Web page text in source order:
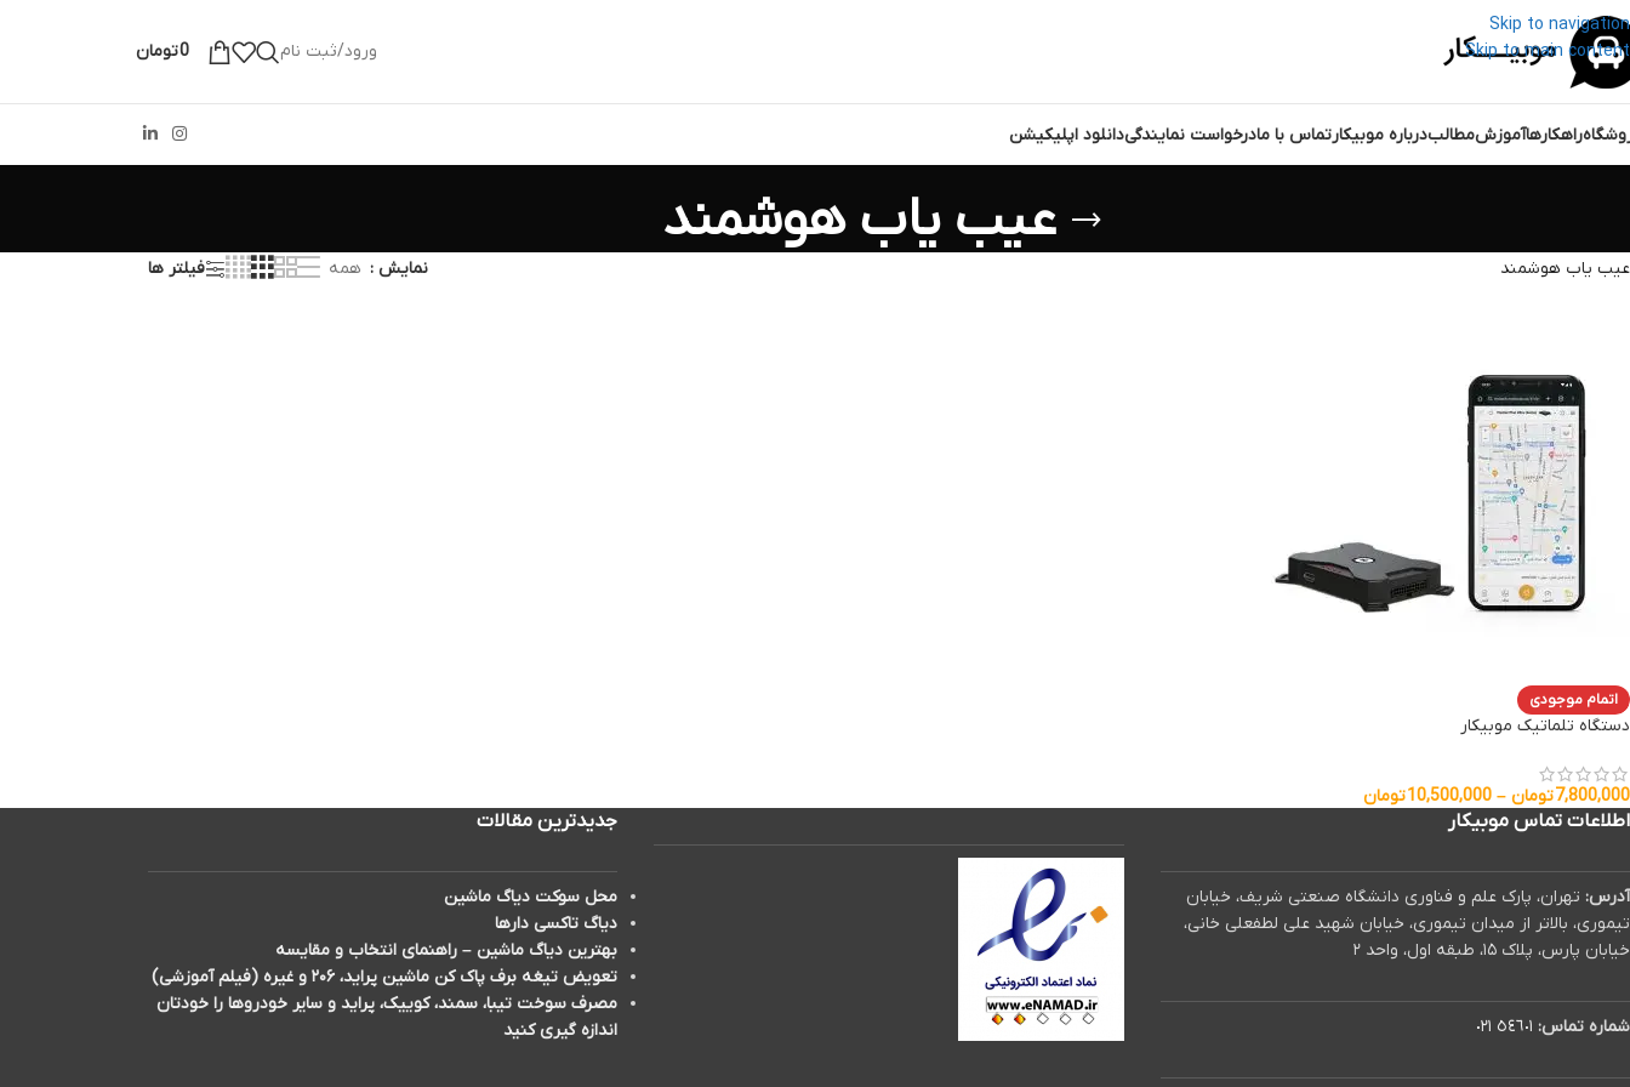
Skip to navigation
Skip to main content
ورود/ثبت نام 0تومان
راهکارهاآموزشمطالبدرباره موبیکارتماس با مادرخواست نمایندگیدانلود اپلیکیشن
عیب یاب هوشمند
عیب یاب هوشمند نمایش همه فیلتر ها
اتمام موجودی
دستگاه تلماتیک موبیکار
7,800,000تومان –
10,500,000تومان
اطلاعات تماس موبیکار
آدرس: تهران، پارک علم و فناوری دانشگاه صنعتی شریف، خیابان
تیموری، بالاتر از میدان تیموری، خیابان شهید علی لطفعلی خانی،
خیابان پارس، پلاک ۱۵، طبقه اول، واحد ۲
شماره تماس: ٥٤٦٠١ ٠٢١
جدیدترین مقالات
محل سوکت دیاگ ماشین
دیاگ تاکسی دارها
بهترین دیاگ ماشین – راهنمای انتخاب و مقایسه
تعویض تیغه برف پاک کن ماشین پراید، ۲۰۶ و غیره (فیلم آموزشی)
مصرف سوخت تیبا، سمند، کوییک، پراید و سایر خودروها را خودتان
اندازه گیری کنید